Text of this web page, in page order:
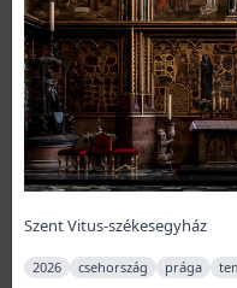
Szent Vitus-székesegyház
2026 csehország prága